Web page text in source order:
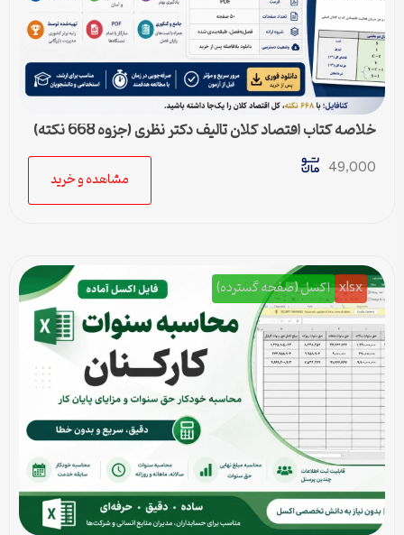
خلاصه کتاب اقتصاد کلان تالیف دکتر نظری (جزوه 668 نکته)
49,000
مشاهده و خرید
xlsx اکسل (صفحه گسترده)